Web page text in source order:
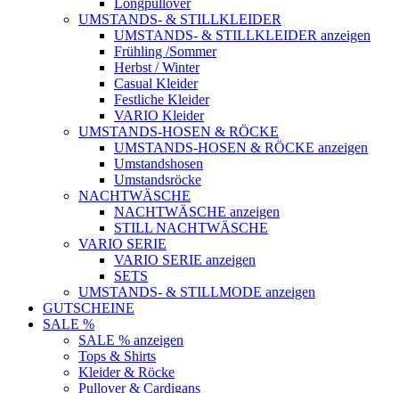
Longpullover
UMSTANDS- & STILLKLEIDER
UMSTANDS- & STILLKLEIDER anzeigen
Frühling /Sommer
Herbst / Winter
Casual Kleider
Festliche Kleider
VARIO Kleider
UMSTANDS-HOSEN & RÖCKE
UMSTANDS-HOSEN & RÖCKE anzeigen
Umstandshosen
Umstandsröcke
NACHTWÄSCHE
NACHTWÄSCHE anzeigen
STILL NACHTWÄSCHE
VARIO SERIE
VARIO SERIE anzeigen
SETS
UMSTANDS- & STILLMODE anzeigen
GUTSCHEINE
SALE %
SALE % anzeigen
Tops & Shirts
Kleider & Röcke
Pullover & Cardigans